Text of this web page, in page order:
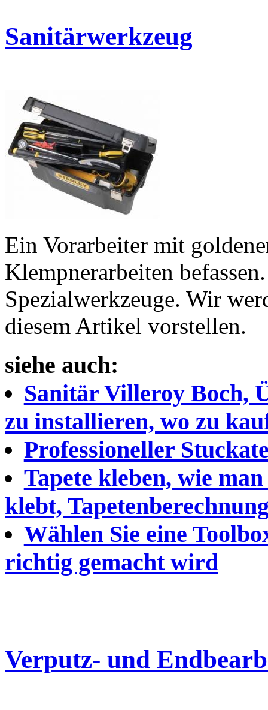
Sanitärwerkzeug
Ein Vorarbeiter mit
Klempnerarbeiten
Spezialwerkzeuge. Wir
diesem Artikel vorstellen.
siehe auch:
Sanitär Villeroy Boch,
zu installieren, wo zu
Professioneller
Tapete kleben, wie
klebt,
Wählen Sie eine
richtig gemacht wird
Verputz- und